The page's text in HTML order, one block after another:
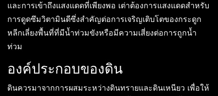
และการเข้าถึงแสงแดดที่เพียงพอ เต่าต้องการแสงแดดสำหรับ
การดูดซึมวิตามินดีซึ่งสำคัญต่อการเจริญเติบโตของกระดูก
หลีกเลี่ยงพื้นที่ที่มีน้ำท่วมขังหรือมีความเสี่ยงต่อการถูกน้ำ
ท่วม
องค์ประกอบของดิน
ดินควรมาจากการผสมระหว่างดินทรายและดินเหนียว เพื่อให้